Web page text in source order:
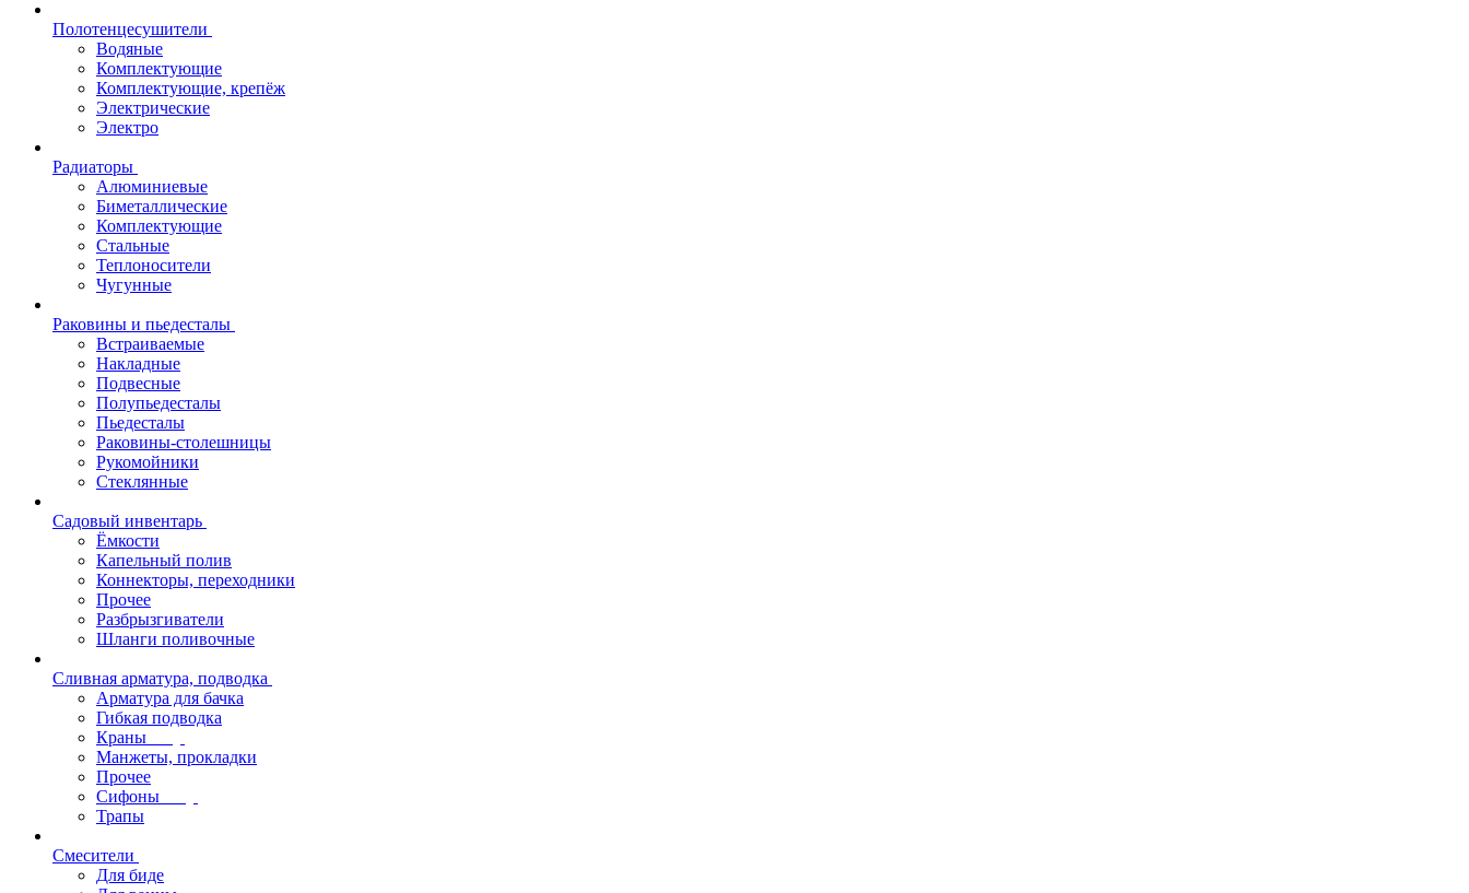
Полотенцесушители
Водяные
Комплектующие
Комплектующие, крепёж
Электрические
Электро
Радиаторы
Алюминиевые
Биметаллические
Комплектующие
Стальные
Теплоносители
Чугунные
Раковины и пьедесталы
Встраиваемые
Накладные
Подвесные
Полупьедесталы
Пьедесталы
Раковины-столешницы
Рукомойники
Стеклянные
Садовый инвентарь
Ёмкости
Капельный полив
Коннекторы, переходники
Прочее
Разбрызгиватели
Шланги поливочные
Сливная арматура, подводка
Арматура для бачка
Гибкая подводка
Краны
Манжеты, прокладки
Прочее
Сифоны
Трапы
Смесители
Для биде